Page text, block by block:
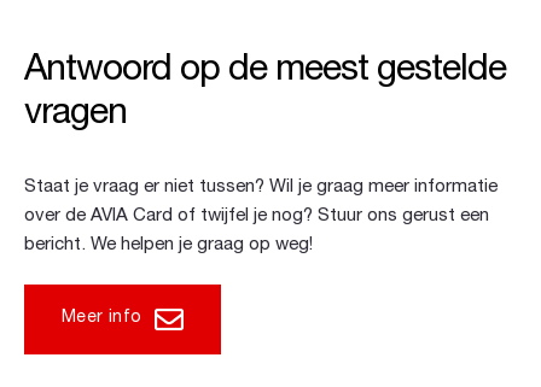
Antwoord op de meest gestelde
vragen
Staat je vraag er niet tussen? Wil je graag meer informatie
over de AVIA Card of twijfel je nog? Stuur ons gerust een
bericht. We helpen je graag op weg!
Meer info